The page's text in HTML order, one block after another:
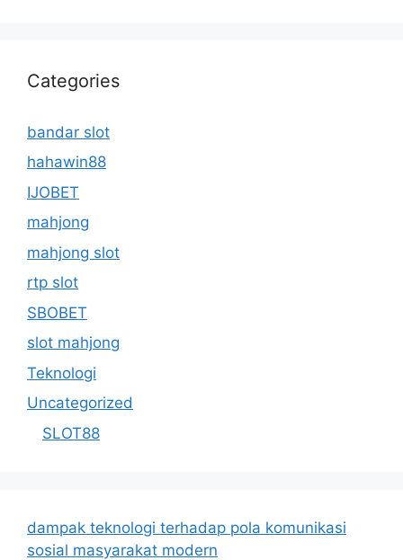
Categories
bandar slot
hahawin88
IJOBET
mahjong
mahjong slot
rtp slot
SBOBET
slot mahjong
Teknologi
Uncategorized
SLOT88
dampak teknologi terhadap pola komunikasi
sosial masyarakat modern